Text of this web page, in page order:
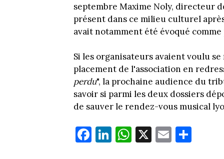
septembre Maxime Noly, directeur
présent dans ce milieu culturel
avait notamment été évoqué
Si les organisateurs avaient voulu
placement de l'association en
perdu", la prochaine audience du
savoir si parmi les deux dossiers
de sauver le rendez-vous musical
Fa
ce
Li
nk
W
ha
X E
m